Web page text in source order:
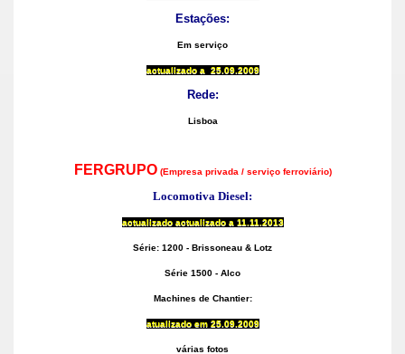
Estações:
Em serviço
actualizado a 25.09.2009
Rede:
Lisboa
FERGRUPO (Empresa privada / serviço ferroviário)
Locomotiva Diesel:
actualizado actualizado a 11 .11.2013
Série: 1200 - Brissoneau & Lotz
Série 1500 - Alco
Machines de Chantier:
atualizado em25.09.2009
várias fotos